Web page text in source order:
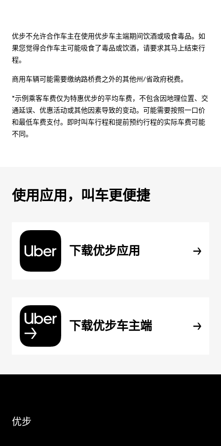
优步不允许合作车主在使用优步车主端期间饮酒或吸食毒品。如
果您觉得合作车主可能吸食了毒品或饮酒，请要求其马上结束行
程。
商用车辆可能需要缴纳路桥费之外的其他州/省政府税费。
*示例乘客车费仅为特惠优步的平均车费，不包含因地理位置、交
通延误、优惠活动或其他因素导致的变动。可能需要按照一口价
和最低车费支付。即时叫车行程和提前预约行程的实际车费可能
不同。
使用应用，叫车更便捷
下载优步应用
下载优步车主端
优步